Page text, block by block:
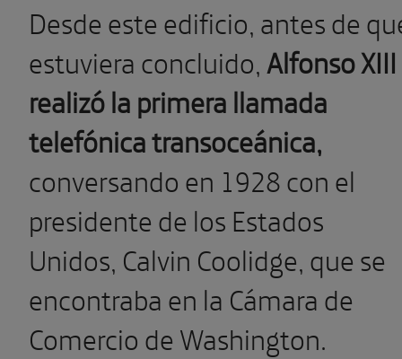
Desde este edificio, antes de
estuviera concluido,Alfonso XIII
realizó la primera llamada
telefónica transoceánica,
conversando en 1928 con el
presidente de los Estados
Unidos, Calvin Coolidge, que se
encontraba en la Cámara de
Comercio de Washington.